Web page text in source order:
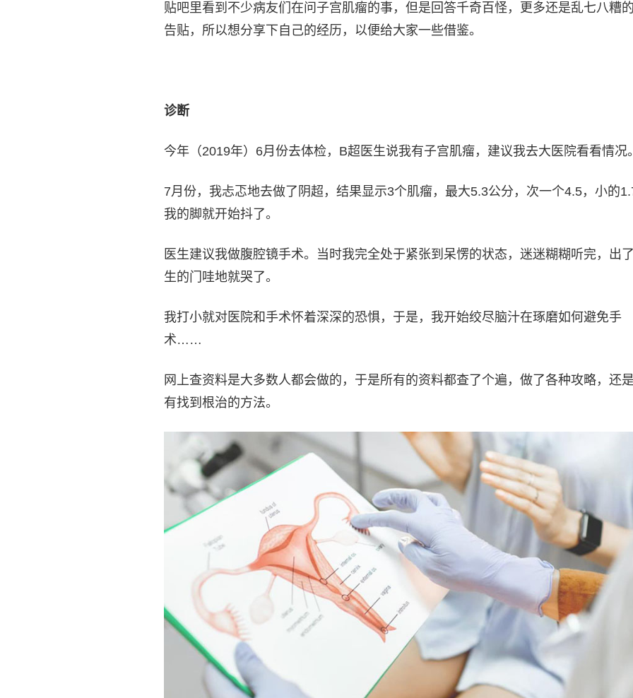
贴吧里看到不少病友们在问子宫肌瘤的事，但是回答千奇百怪，更多还是乱七八糟
告贴，所以想分享下自己的经历，以便给大家一些借鉴。
诊断
今年（2019年）6月份去体检，B超医生说我有子宫肌瘤，建议我去大医院看看情况。
7月份，我忐忑地去做了阴超，结果显示3个肌瘤，最大5.3公分，次一个4.5，小的
我的脚就开始抖了。
医生建议我做腹腔镜手术。当时我完全处于紧张到呆愣的状态，迷迷糊糊听完，出
生的门哇地就哭了。
我打小就对医院和手术怀着深深的恐惧，于是，我开始绞尽脑汁在琢磨如何避免手
术……
网上查资料是大多数人都会做的，于是所有的资料都查了个遍，做了各种攻略，还
有找到根治的方法。